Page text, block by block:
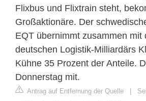
Flixbus und Flixtrain steht,
Großaktionäre. Der
EQT übernimmt zusammen mit
deutschen Logistik-Milliardärs
Kühne 35 Prozent der Anteile.
Donnerstag mit.
Antrag auf Entfernung der Quelle |